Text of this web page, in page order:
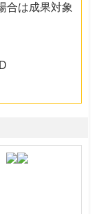
合は成果対象